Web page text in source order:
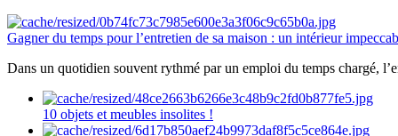
Gagner du temps pour l’entretien de sa maison : un intérieur
Dans un quotidien souvent rythmé par un emploi du temps chargé,
10 objets et meubles insolites !